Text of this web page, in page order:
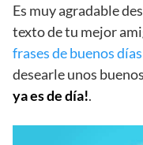
Es muy agradable
texto de tu mejor
frases de buenos días
desearle unos
ya es de día!.